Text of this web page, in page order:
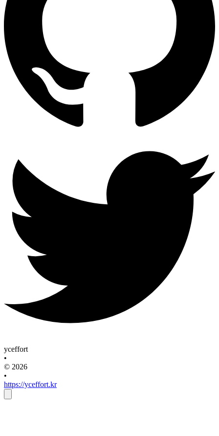
yceffort
•
© 2026
•
https://yceffort.kr